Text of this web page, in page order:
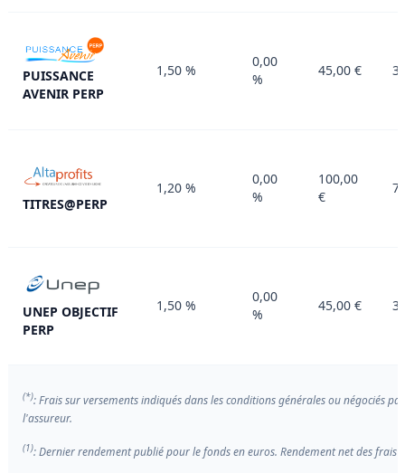
PUISSANCE
AVENIR PERP
1,50 %
0,00
%
45,00 €
TITRES@PERP
1,20 %
0,00
%
100,00
€
UNEP OBJECTIF
PERP
1,50 %
0,00
%
45,00 €
(*): Frais sur versements indiqués dans les conditions générales ou négociés
l'assureur.
(1): Dernier rendement publié pour le fonds en euros. Rendement net des frais